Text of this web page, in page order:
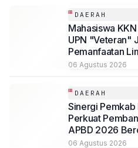
DAERAH
Mahasiswa
UPN "Veteran"
Pemanfaatan
Desa Mojoduwur
06 Agustus 2026
DAERAH
Sinergi Pemkab
Perkuat
APBD 2026
Kesejahteraan
06 Agustus 2026